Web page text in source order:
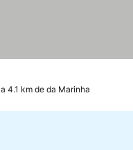
a 4.1 km de da Marinha